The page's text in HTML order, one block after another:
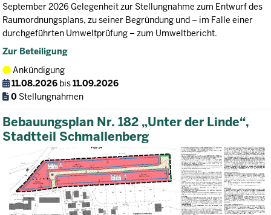
September 2026 Gelegenheit zur Stellungnahme zum Entwurf des
Raumordnungsplans, zu seiner Begründung und – im Falle einer
durchgeführten Umweltprüfung – zum Umweltbericht.
Zur Beteiligung
Ankündigung
11.08.2026 bis11.09.2026
0 Stellungnahmen
Bebauungsplan Nr. 182 „Unter der Linde“,
Stadtteil Schmallenberg